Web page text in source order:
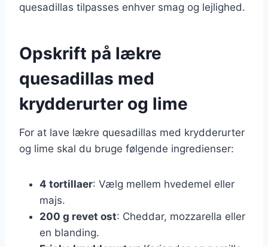
quesadillas tilpasses enhver smag og lejlighed.
Opskrift på lækre
quesadillas med
krydderurter og lime
For at lave lækre quesadillas med krydderurter
og lime skal du bruge følgende ingredienser:
4 tortillaer: Vælg mellem hvedemel eller
majs.
200 g revet ost: Cheddar, mozzarella eller
en blanding.